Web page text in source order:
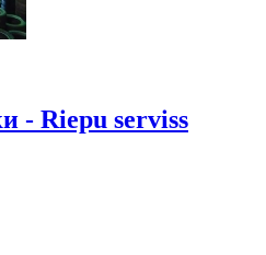
- Riepu serviss